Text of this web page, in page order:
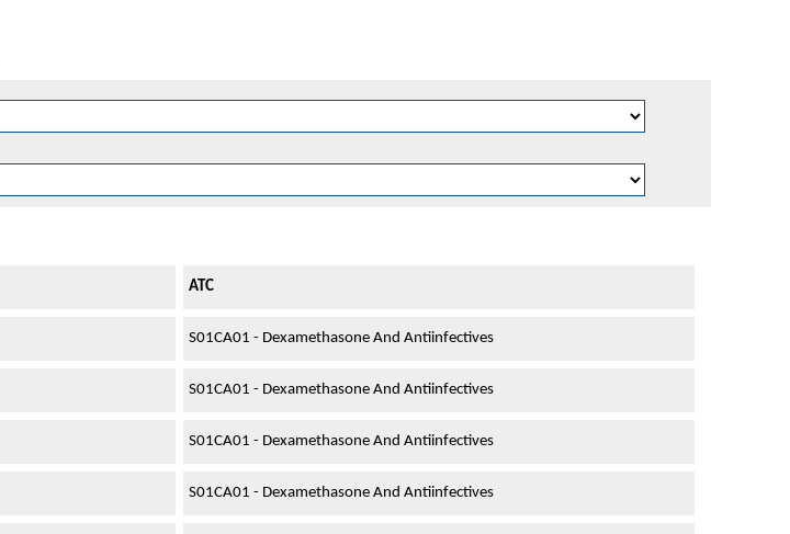
ATC
S01CA01 - Dexamethasone And Antiinfectives
S01CA01 - Dexamethasone And Antiinfectives
S01CA01 - Dexamethasone And Antiinfectives
S01CA01 - Dexamethasone And Antiinfectives